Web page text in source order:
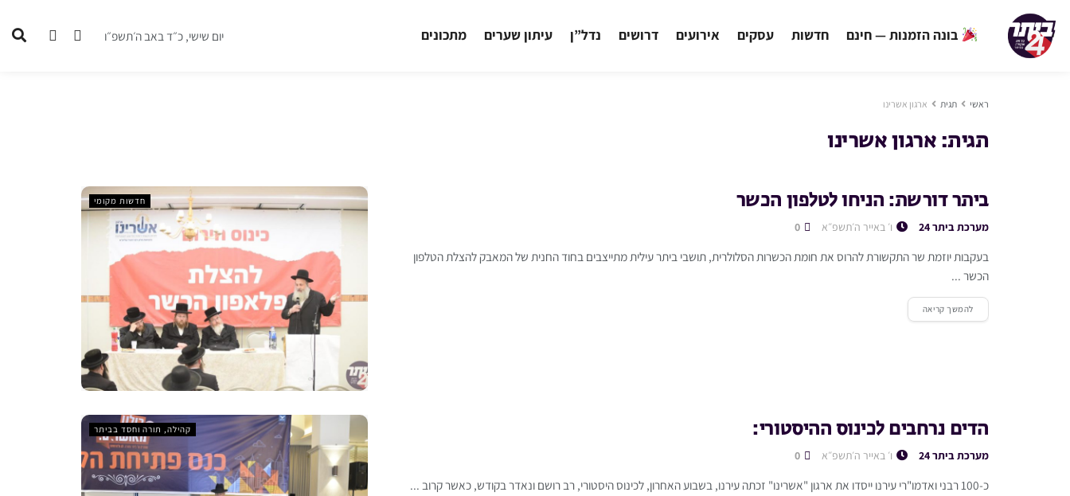
בונה הזמנות — חינם חדשות עסקים אירועים דרושים נדל”ן עיתון שערים מתכונים יום שישי, כ״ד באב ה׳תשפ״ו
ראשי תגית ארגון אשרינו
תגית: ארגון אשרינו
חדשות מקומי ביתר דורשת: הניחו לטלפון הכשר
מערכת ביתר 24 ו׳ באייר ה׳תשפ״א
בעקבות יוזמת שר התקשורת להרוס את חומת הכשרות הסלולרית, תושבי ביתר עילית מתייצבים בחוד החנית של המאבק להצלת הטלפון
הכשר ...
להמשך קריאה
קהילה, תורה וחסד בביתר הדים נרחבים לכינוס ההיסטורי:
מערכת ביתר 24 ו׳ באייר ה׳תשפ״א
כ-100 רבני ואדמו"רי עירנו ייסדו את ארגון "אשרינו" זכתה עירנו, בשבוע האחרון, לכינוס היסטורי, רב רושם ונאדר בקודש, כאשר קרוב ...